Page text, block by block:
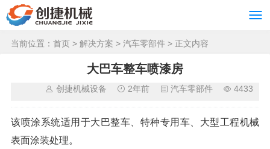
当前位置： 首页 > 解决方案 > 汽车零部件 > 正文内容
大巴车整车喷漆房
创捷机械设备 2年前 汽车零部件 4433
该喷涂系统适用于大巴整车、特种专用车、大型工程机械
表面涂装处理。